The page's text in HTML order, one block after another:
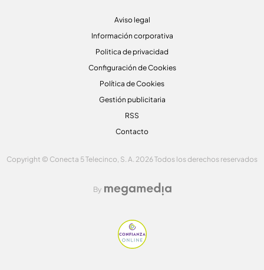
Aviso legal
Información corporativa
Politica de privacidad
Configuración de Cookies
Política de Cookies
Gestión publicitaria
RSS
Contacto
Copyright © Conecta 5 Telecinco, S. A. 2026 Todos los derechos reservados
By